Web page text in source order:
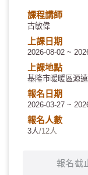
課程講師
古敏偉
上課日期
2026-08-02 ~
上課地點
基隆市暖暖區源
報名日期
2026-03-27 ~
報名人數
3人/12人
報名截